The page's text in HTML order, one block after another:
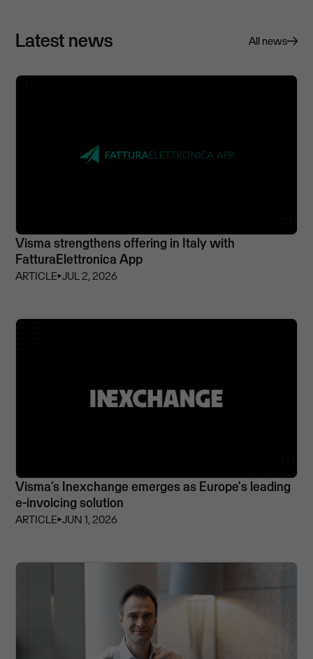
Latest news All news
Visma strengthens offering in Italy with
FatturaElettronica App
ARTICLE⏵JUL 2, 2026
Visma’s Inexchange emerges as Europe's leading
e-invoicing solution
ARTICLE⏵JUN 1, 2026